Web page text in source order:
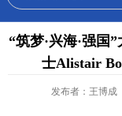
“筑梦·兴海·强
士Alistair
发布者：王博成